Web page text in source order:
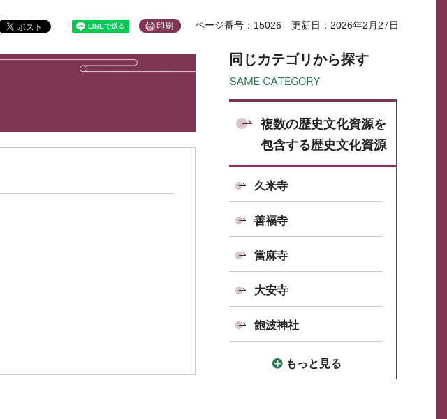
印刷 ページ番号：15026 更新日：2026年2月27日
同じカテゴリから探す
複数の歴史文化資源を
包含する歴史文化資源
久米寺
善福寺
當麻寺
大安寺
飽波神社
もっと見る